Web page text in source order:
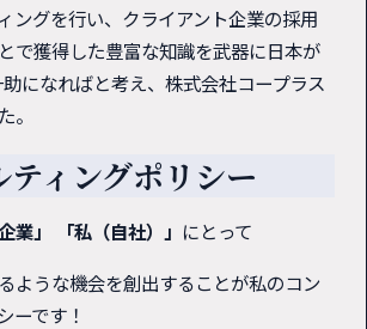
ングを行い、クライアント企業の採用
で獲得した豊富な知識を武器に日本が
になればと考え、株式会社コープラス
。
ティングポリシー
業」 「私（自社）」 にとって
ような機会を創出することが私のコン
ーです！